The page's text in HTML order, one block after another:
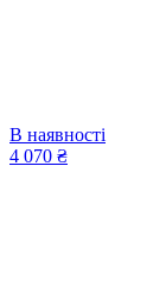
В наявності
4 070 ₴